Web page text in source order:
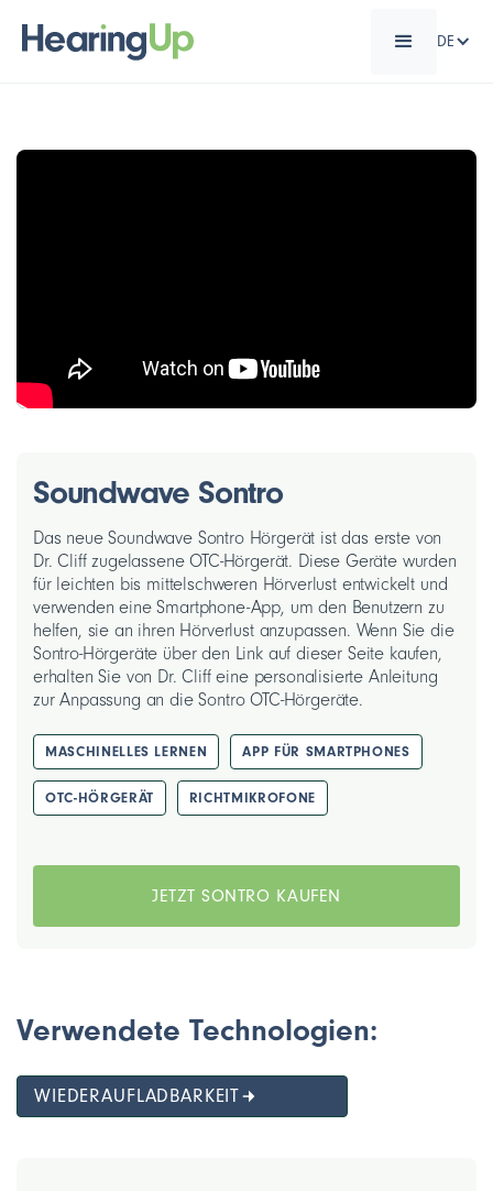
DE
Soundwave Sontro
Das neue Soundwave Sontro Hörgerät ist das erste von
Dr. Cliff zugelassene OTC-Hörgerät. Diese Geräte wurden
für leichten bis mittelschweren Hörverlust entwickelt und
verwenden eine Smartphone-App, um den Benutzern zu
helfen, sie an ihren Hörverlust anzupassen. Wenn Sie die
Sontro-Hörgeräte über den Link auf dieser Seite kaufen,
erhalten Sie von Dr. Cliff eine personalisierte Anleitung
zur Anpassung an die Sontro OTC-Hörgeräte.
MASCHINELLES LERNEN APP FÜR SMARTPHONES
OTC-HÖRGERÄT RICHTMIKROFONE
JETZT SONTRO KAUFEN
Verwendete Technologien:
WIEDERAUFLADBARKEIT